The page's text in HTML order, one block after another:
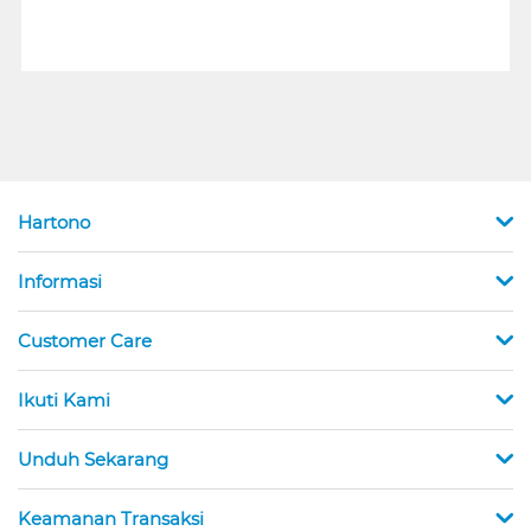
Hartono
Informasi
Customer Care
Ikuti Kami
Unduh Sekarang
Keamanan Transaksi